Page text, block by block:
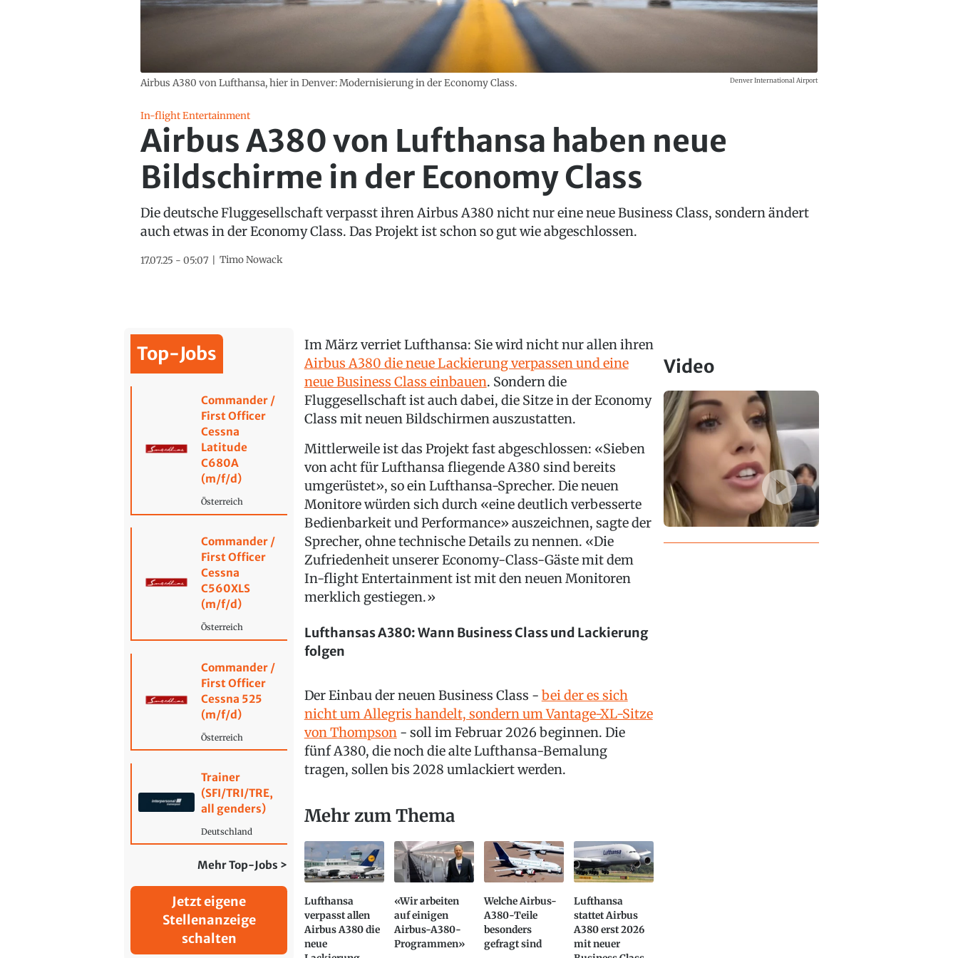
Airbus A380 von Lufthansa, hier in Denver: Modernisierung in der Economy Class. Denver International Airport
In-flight Entertainment
Airbus A380 von Lufthansa haben neue
Bildschirme in der Economy Class
Die deutsche Fluggesellschaft verpasst ihren Airbus A380 nicht nur eine neue Business Class, sondern ändert
auch etwas in der Economy Class. Das Projekt ist schon so gut wie abgeschlossen.
17.07.25 - 05:07 Timo Nowack
Top-Jobs
Commander /
First Officer
Cessna
Latitude
C680A
(m/f/d)
Österreich
Commander /
First Officer
Cessna
C560XLS
(m/f/d)
Österreich
Commander /
First Officer
Cessna 525
(m/f/d)
Österreich
Trainer
(SFI/TRI/TRE,
all genders)
Deutschland
Mehr Top-Jobs >
Jetzt eigene
Stellenanzeige
schalten
Im März verriet Lufthansa: Sie wird nicht nur allen ihren
Airbus A380 die neue Lackierung verpassen und eine
neue Business Class einbauen. Sondern die
Fluggesellschaft ist auch dabei, die Sitze in der Economy
Class mit neuen Bildschirmen auszustatten.
Mittlerweile ist das Projekt fast abgeschlossen: «Sieben
von acht für Lufthansa fliegende A380 sind bereits
umgerüstet», so ein Lufthansa-Sprecher. Die neuen
Monitore würden sich durch «eine deutlich verbesserte
Bedienbarkeit und Performance» auszeichnen, sagte der
Sprecher, ohne technische Details zu nennen. «Die
Zufriedenheit unserer Economy-Class-Gäste mit dem
In-flight Entertainment ist mit den neuen Monitoren
merklich gestiegen.»
Lufthansas A380: Wann Business Class und Lackierung
folgen
Der Einbau der neuen Business Class - bei der es sich
nicht um Allegris handelt, sondern um Vantage-XL-Sitze
von Thompson- soll im Februar 2026 beginnen. Die
fünf A380, die noch die alte Lufthansa-Bemalung
tragen, sollen bis 2028 umlackiert werden.
Mehr zum Thema
Lufthansa
verpasst allen
Airbus A380 die
neue
«Wir arbeiten
auf einigen
Airbus-A380-
Programmen»
Welche Airbus-
A380-Teile
besonders
gefragt sind
Lufthansa
stattet Airbus
A380 erst 2026
mit neuer
Video